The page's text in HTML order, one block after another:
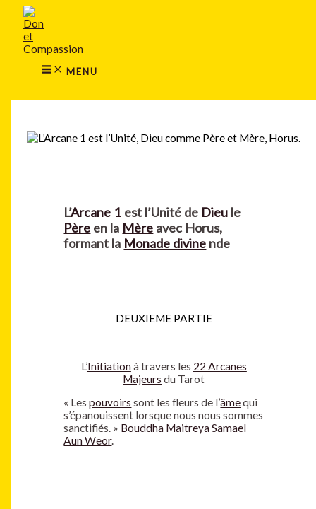
Aller
contenu
MENU
L’Arcane 1 est l’Unité de Dieu le
Père en la Mère avec Horus,
formant la Monade divine nde
DEUXIEME PARTIE
L’Initiationà travers les 22 Arcanes
Majeurs du Tarot
« Lespouvoirs sont les fleurs de l’âmequi
s’épanouissent lorsque nous nous sommes
sanctifiés. » Bouddha MaitreyaSamael
Aun Weor.